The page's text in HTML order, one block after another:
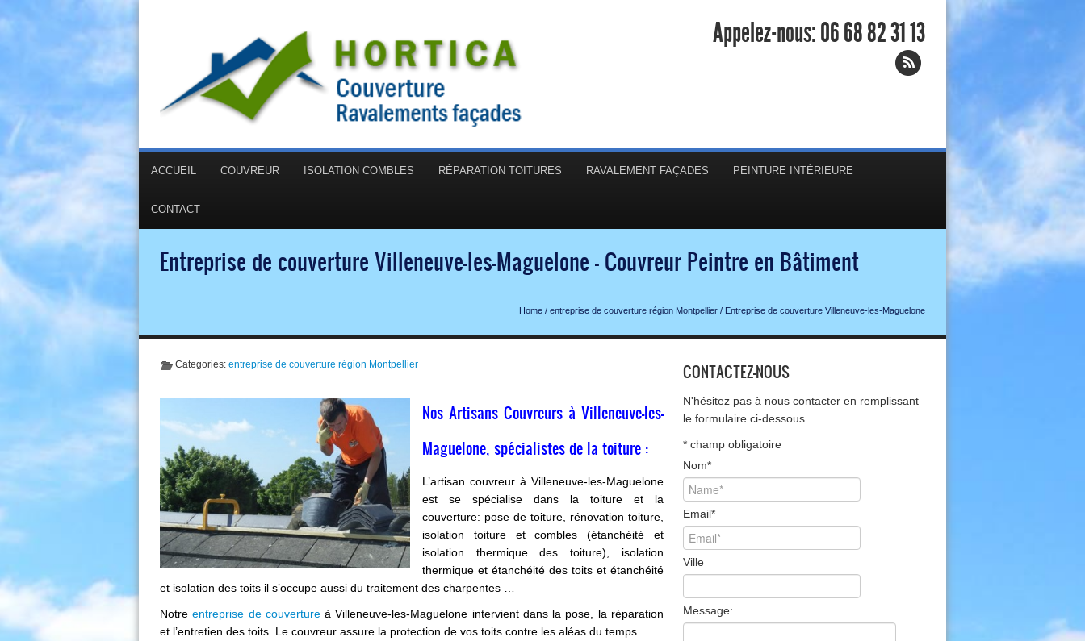
Appelez-nous:06 68 82 31 13
ACCUEIL COUVREUR ISOLATION COMBLES RÉPARATION TOITURES RAVALEMENT FAÇADES PEINTURE INTÉRIEURE
CONTACT
Entreprise de couverture Villeneuve-les-Maguelone - Couvreur Peintre en Bâtiment
Home / entreprise de couverture région Montpellier / Entreprise de couverture Villeneuve-les-Maguelone
Categories: entreprise de couverture région Montpellier
Nos Artisans Couvreurs à Villeneuve-les-
Maguelone, spécialistes de la toiture :
L’artisan couvreur à Villeneuve-les-Maguelone
est se spécialise dans la toiture et la
couverture: pose de toiture, rénovation toiture,
isolation toiture et combles (étanchéité et
isolation thermique des toiture), isolation
thermique et étanchéité des toits et étanchéité
et isolation des toits il s’occupe aussi du traitement des charpentes …
Notreentreprise de couvertureà Villeneuve-les-Maguelone intervient dans la pose, la réparation
et l’entretien des toits. Le couvreur assure la protection de vos toits contre les aléas du temps.
CONTACTEZ-NOUS
N'hésitez pas à nous contacter en remplissant
le formulaire ci-dessous
* champ obligatoire
Nom*
Email*
Ville
Message: